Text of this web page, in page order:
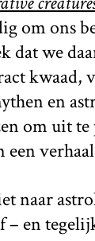
om ons
dat we
kwaad,
en
om uit
naar
– en